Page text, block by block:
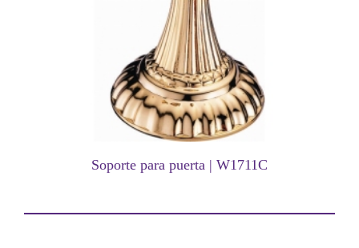
Soporte para puerta | W1711C